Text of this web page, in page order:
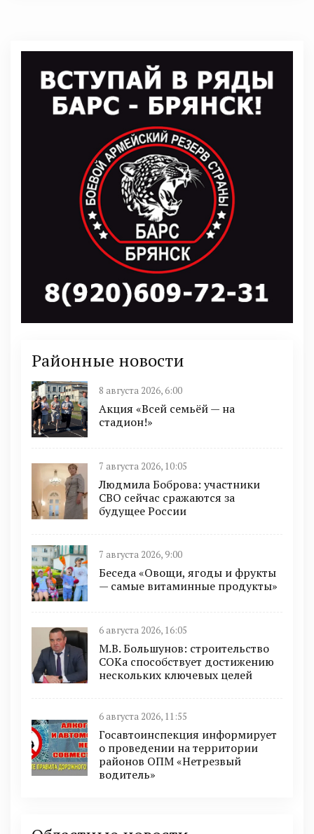
Районные новости
8 августа 2026, 6:00
Акция «Всей семьёй — на
стадион!»
7 августа 2026, 10:05
Людмила Боброва: участники
СВО сейчас сражаются за
будущее России
7 августа 2026, 9:00
Беседа «Овощи, ягоды и фрукты
— самые витаминные продукты»
6 августа 2026, 16:05
М.В. Большунов: строительство
СОКа способствует достижению
нескольких ключевых целей
6 августа 2026, 11:55
Госавтоинспекция информирует
о проведении на территории
районов ОПМ «Нетрезвый
водитель»